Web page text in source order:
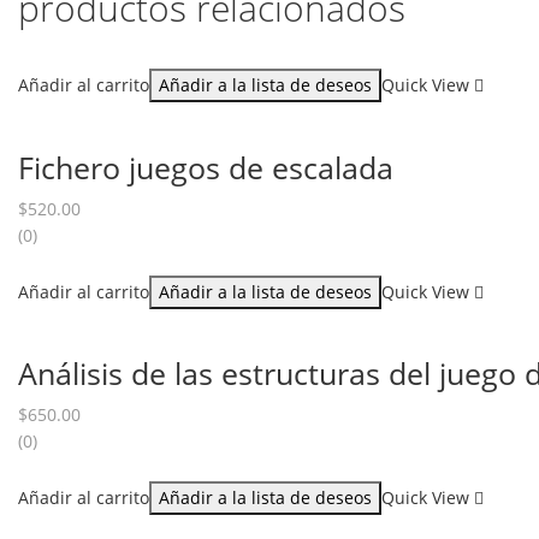
Añadir al carrito Añadir a la lista de deseos Quick View
Fichero juegos de escalada
$520.00
(0)
Añadir al carrito Añadir a la lista de deseos Quick View
Análisis de las estructuras del juego
$650.00
(0)
Añadir al carrito Añadir a la lista de deseos Quick View